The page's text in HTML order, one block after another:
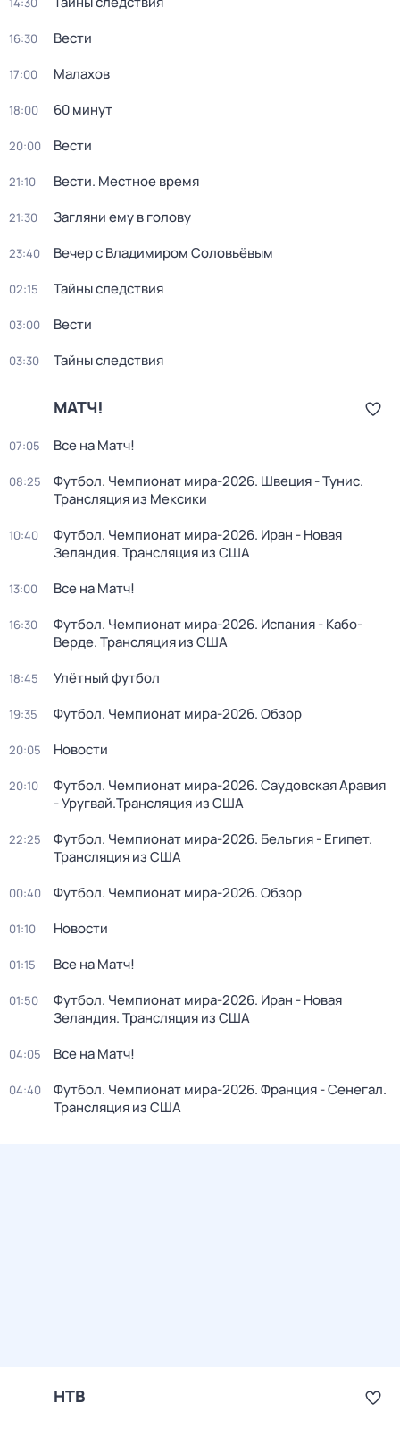
16:30 Вести
17:00 Малахов
18:00 60 минут
20:00 Вести
21:10 Вести. Местное время
21:30 Загляни ему в голову
23:40 Вечер с Владимиром Соловьёвым
02:15 Тайны следствия
03:00 Вести
03:30 Тайны следствия
МАТЧ!
07:05 Все на Матч!
08:25
Футбол. Чемпионат мира-2026. Швеция - Тунис.
Трансляция из Мексики
10:40
Футбол. Чемпионат мира-2026. Иран - Новая
Зеландия. Трансляция из США
13:00 Все на Матч!
16:30
Футбол. Чемпионат мира-2026. Испания - Кабо-
Верде. Трансляция из США
18:45 Улётный футбол
19:35 Футбол. Чемпионат мира-2026. Обзор
20:05 Новости
20:10
Футбол. Чемпионат мира-2026. Саудовская Аравия
- Уругвай.Трансляция из США
22:25
Футбол. Чемпионат мира-2026. Бельгия - Египет.
Трансляция из США
00:40 Футбол. Чемпионат мира-2026. Обзор
01:10 Новости
01:15 Все на Матч!
01:50
Футбол. Чемпионат мира-2026. Иран - Новая
Зеландия. Трансляция из США
04:05 Все на Матч!
04:40
Футбол. Чемпионат мира-2026. Франция - Сенегал.
Трансляция из США
НТВ